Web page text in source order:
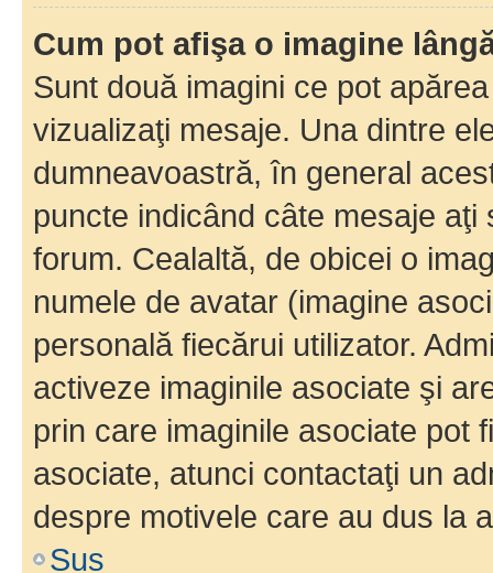
Cum pot afişa o imagine
Sunt două imagini ce pot
vizualizaţi mesaje. Una dintre
dumneavoastră, în general
puncte indicând câte mesaje
forum. Cealaltă, de obicei o
numele de avatar (imagine
personală fiecărui utilizator.
activeze imaginile asociate şi
prin care imaginile asociate pot
asociate, atunci contactaţi un
despre motivele care au dus la
Sus